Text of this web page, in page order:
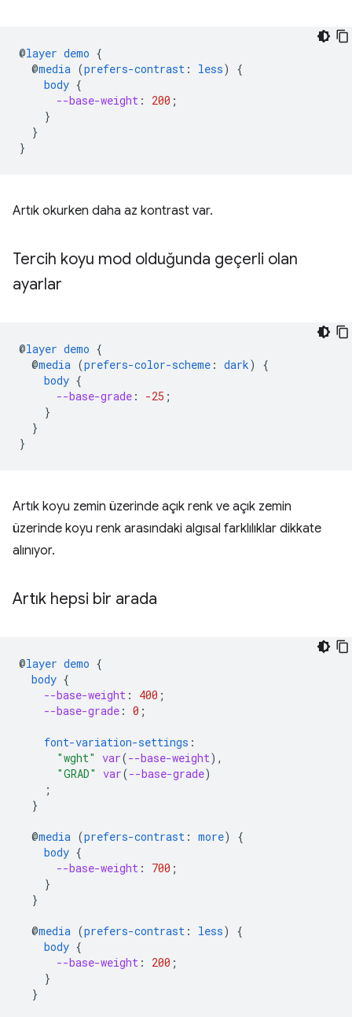
@layer demo {
@media (prefers-contrast : less)
{
body {
--base-weight : 200 ;
}
}
}
Artık okurken daha az kontrast var.
Tercih koyu mod olduğunda geçerli olan
ayarlar
@layer demo {
@media (prefers-color-scheme : dark)
{
body {
--base-grade : -25 ;
}
}
}
Artık koyu zemin üzerinde açık renk ve açık zemin
üzerinde koyu renk arasındaki algısal farklılıklar dikkate
alınıyor.
Artık hepsi bir arada
@layer demo {
body {
--base-weight : 400 ;
--base-grade : 0 ;
font-variation-settings :
"wght" var(--base-weight),
"GRAD" var(--base-grade)
;
}
@media (prefers-contrast : more)
{
body {
--base-weight : 700 ;
}
}
@media (prefers-contrast : less)
{
body {
--base-weight : 200 ;
}
}